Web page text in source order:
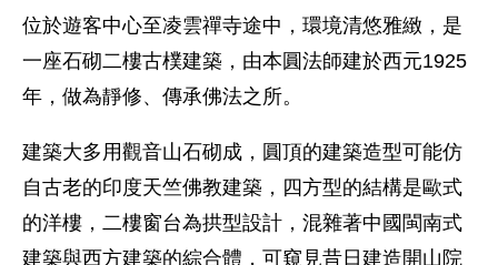
位於遊客中心至凌雲禪寺途中，環境清悠雅緻，是
一座石砌二樓古樸建築，由本圓法師建於西元1925
年，做為靜修、傳承佛法之所。
建築大多用觀音山石砌成，圓頂的建築造型可能仿
自古老的印度天竺佛教建築，四方型的結構是歐式
的洋樓，二樓窗台為拱型設計，混雜著中國閩南式
建築與西方建築的綜合體，可窺見昔日建造開山院